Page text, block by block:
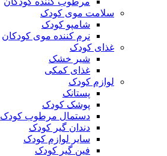
سلامت موی کودک
شامپو کودک
نرم کننده موی کودکان
غذای کودک
شیر خشک
غذای کمکی
لوازم کودک
پستانک
پوشک کودک
دستمال مرطوب کودک
دندان گیر کودک
سایر لوازم کودک
فین گیر کودک